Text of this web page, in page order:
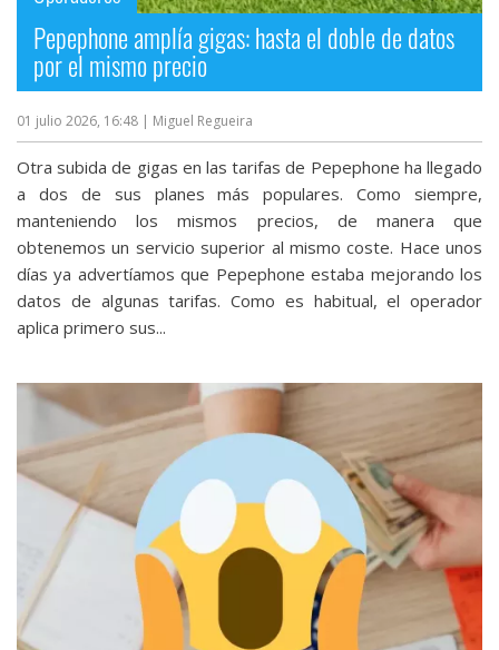
Pepephone amplía gigas: hasta el doble de datos
por el mismo precio
01 julio 2026, 16:48 | Miguel Regueira
Otra subida de gigas en las tarifas de Pepephone ha llegado
a dos de sus planes más populares. Como siempre,
manteniendo los mismos precios, de manera que
obtenemos un servicio superior al mismo coste. Hace unos
días ya advertíamos que Pepephone estaba mejorando los
datos de algunas tarifas‎. Como es habitual, el operador
aplica primero sus...